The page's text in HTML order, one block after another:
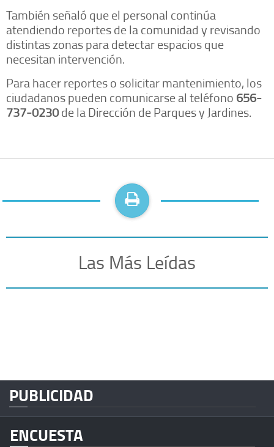
También señaló que el personal continúa
atendiendo reportes de la comunidad y revisando
distintas zonas para detectar espacios que
necesitan intervención.
Para hacer reportes o solicitar mantenimiento, los
ciudadanos pueden comunicarse al teléfono 656-
737-0230de la Dirección de Parques y Jardines.
Las Más Leídas
PUBLICIDAD
ENCUESTA